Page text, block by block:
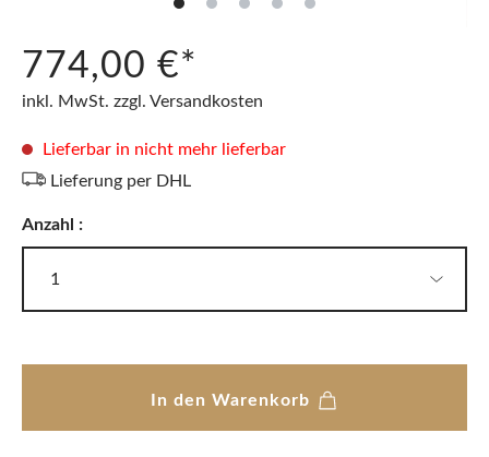
774,00 €*
inkl. MwSt. zzgl. Versandkosten
Lieferbar in nicht mehr lieferbar
Lieferung per DHL
Anzahl :
In den Warenkorb